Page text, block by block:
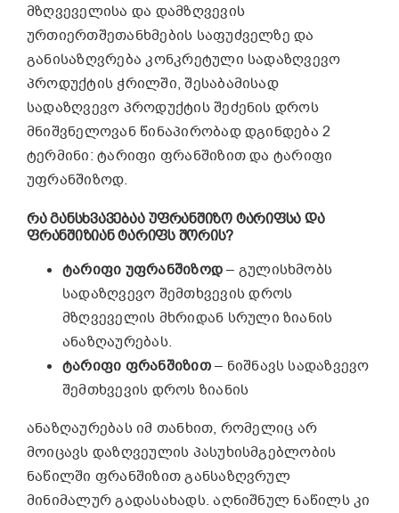
მზღვეველისა და დამზღვევის
ურთიერთშეთანხმების საფუძველზე და
განისაზღვრება კონკრეტული სადაზღვევო
პროდუქტის ჭრილში, შესაბამისად
სადაზღვევო პროდუქტის შეძენის დროს
მნიშვნელოვან წინაპირობად დგინდება 2
ტერმინი: ტარიფი ფრანშიზით და ტარიფი
უფრანშიზოდ.
ᲠᲐ ᲒᲐᲜᲡᲮᲕᲐᲕᲔᲑᲐᲐ ᲣᲤᲠᲐᲜᲨᲘᲖᲝ ᲢᲐᲠᲘᲤᲡᲐ ᲓᲐ
ᲤᲠᲐᲜᲨᲘᲖᲘᲐᲜ ᲢᲐᲠᲘᲤᲡ ᲨᲝᲠᲘᲡ?
ტარიფი უფრანშიზოდ– გულისხმობს
სადაზღვევო შემთხვევის დროს
მზღვეველის მხრიდან სრული ზიანის
ანაზღაურებას.
ტარიფი ფრანშიზით– ნიშნავს სადაზვევო
შემთხვევის დროს ზიანის
ანაზღაურებას იმ თანხით, რომელიც არ
მოიცავს დაზღვეულის პასუხისმგებლობის
ნაწილში ფრანშიზით განსაზღვრულ
მინიმალურ გადასახადს. აღნიშნულ ნაწილს კი